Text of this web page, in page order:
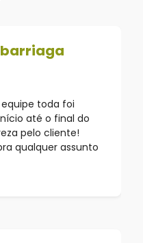
toda foi
até o final do
pelo cliente!
qualquer assunto